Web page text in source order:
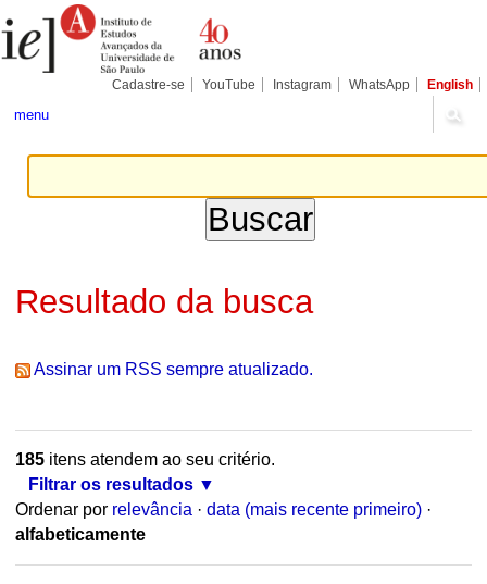
para
conteúdo.
Pessoais
Cadastre-se YouTube Instagram WhatsApp English
menu
Resultado da busca
Assinar um RSS sempre atualizado.
185itens atendem ao seu critério.
Filtrar os resultados
Ordenar por relevância · data (mais recente primeiro) ·
alfabeticamente